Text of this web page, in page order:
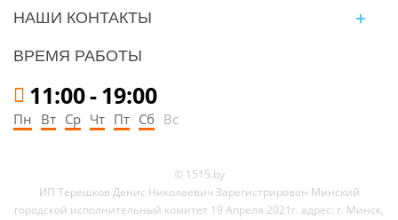
НАШИ КОНТАКТЫ
ВРЕМЯ РАБОТЫ
11:00-19:00
Пн Вт Ср Чт Пт Сб Вс
© 1515.by
ИП Терешков Денис Николаевич Зарегистрирован Минский
городской исполнительный комитет 19 Апреля 2021г. адрес: г. Минск,